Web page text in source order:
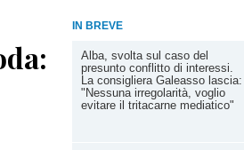
IN BREVE
Alba, svolta sul caso del
presunto conflitto di interessi.
La consigliera Galeasso lascia:
"Nessuna irregolarità, voglio
evitare il tritacarne mediatico"